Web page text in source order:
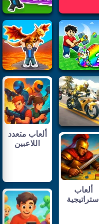
ألعاب متعدد
اللاعبين
ألعاب
استراتيجية